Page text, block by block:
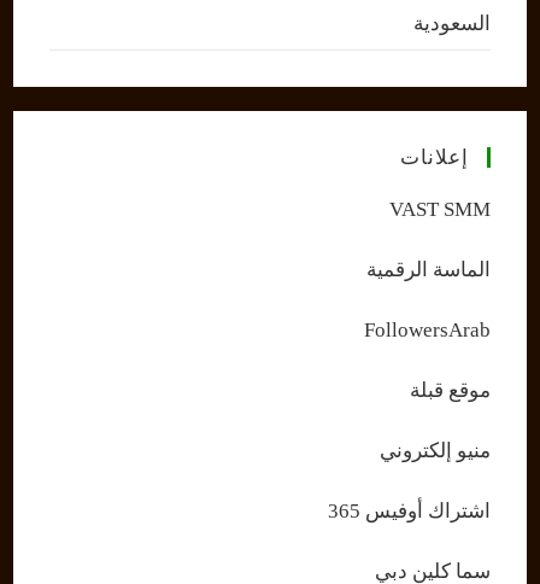
السعودية
إعلانات
VAST SMM
الماسة الرقمية
FollowersArab
موقع قبلة
منيو إلكتروني
اشتراك أوفيس 365
سما كلين دبي